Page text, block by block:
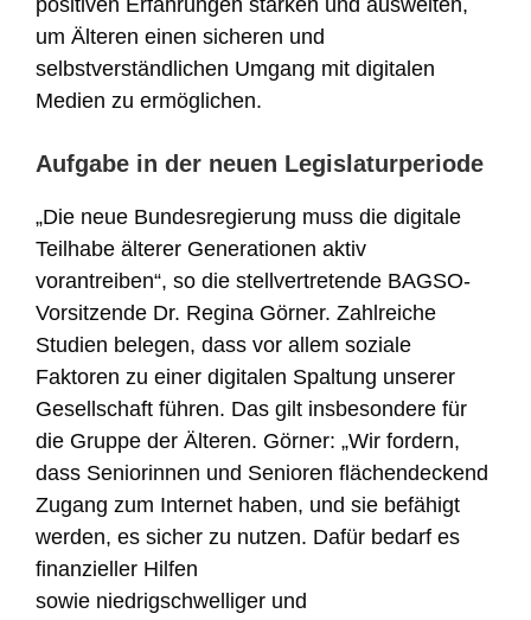
positiven Erfahrungen stärken und ausweiten,
um Älteren einen sicheren und
selbstverständlichen Umgang mit digitalen
Medien zu ermöglichen.
Aufgabe in der neuen Legislaturperiode
„Die neue Bundesregierung muss die digitale
Teilhabe älterer Generationen aktiv
vorantreiben“, so die stellvertretende BAGSO-
Vorsitzende Dr. Regina Görner. Zahlreiche
Studien belegen, dass vor allem soziale
Faktoren zu einer digitalen Spaltung unserer
Gesellschaft führen. Das gilt insbesondere für
die Gruppe der Älteren. Görner: „Wir fordern,
dass Seniorinnen und Senioren flächendeckend
Zugang zum Internet haben, und sie befähigt
werden, es sicher zu nutzen. Dafür bedarf es
finanzieller Hilfen
sowie niedrigschwelliger und